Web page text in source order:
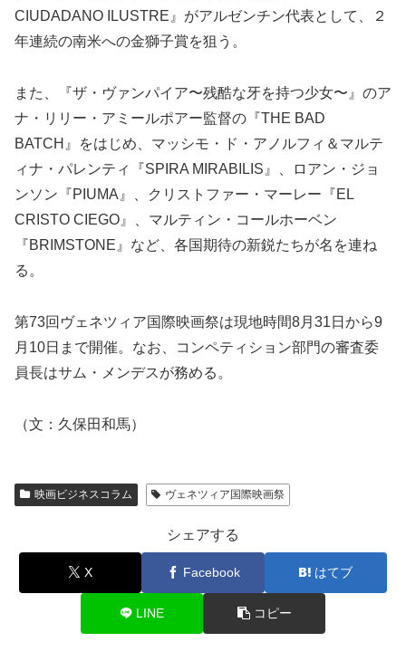
CIUDADANO ILUSTRE』がアルゼンチン代表として、２
年連続の南米への金獅子賞を狙う。
また、『ザ・ヴァンパイア〜残酷な牙を持つ少女〜』のア
ナ・リリー・アミールポアー監督の『THE BAD
BATCH』をはじめ、マッシモ・ド・アノルフィ＆マルテ
ィナ・パレンティ『SPIRA MIRABILIS』、ロアン・ジョ
ンソン『PIUMA』、クリストファー・マーレー『EL
CRISTO CIEGO』、マルティン・コールホーベン
『BRIMSTONE』など、各国期待の新鋭たちが名を連ね
る。
第73回ヴェネツィア国際映画祭は現地時間8月31日から9
月10日まで開催。なお、コンペティション部門の審査委
員長はサム・メンデスが務める。
（文：久保田和馬）
映画ビジネスコラム ヴェネツィア国際映画祭
シェアする
X Facebook はてブ
LINE コピー